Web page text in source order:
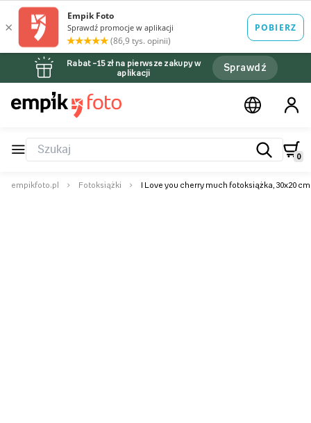
Rabat –15 zł na pierwsze zakupy w
aplikacji
Sprawdź
0
empikfoto.pl Fotoksiążki I Love you cherry much fotoksiążka, 30x20 cm